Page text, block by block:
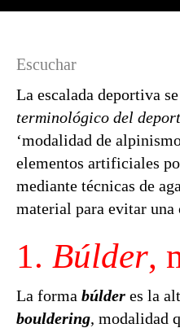
Escuchar
La escalada deportiva
terminológico del
‘modalidad de
elementos artificiales
mediante técnicas de
material para evitar una
1. Búlder,
La forma búlder es la
bouldering, modalidad